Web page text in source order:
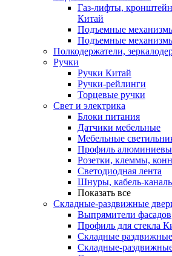
Газ-лифты,
Китай
Подъемные
Подъемные
Полкодержатели,
Ручки
Ручки Китай
Ручки-рейлинги
Торцевые ручки
Свет и электрика
Блоки питания
Датчики мебельные
Мебельные
Профиль
Розетки, клеммы,
Светодиодная лента
Шнуры, кабель-
Показать все
Складные-раздвижные
Выпрямители фасадов
Профиль для стекла
Складные
Складные-